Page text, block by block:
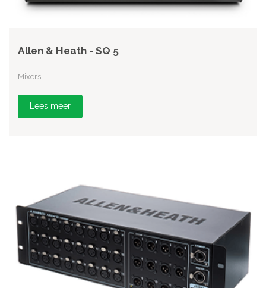
Allen & Heath - SQ 5
Mixers
Lees meer